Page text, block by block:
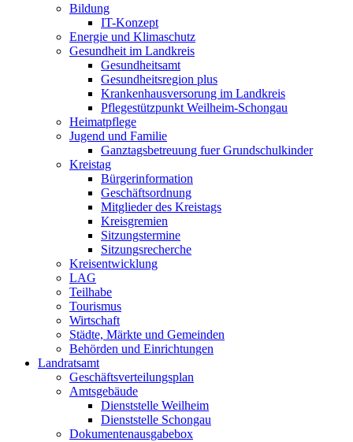
Bildung
IT-Konzept
Energie und Klimaschutz
Gesundheit im Landkreis
Gesundheitsamt
Gesundheitsregion plus
Krankenhausversorung im Landkreis
Pflegestützpunkt Weilheim-Schongau
Heimatpflege
Jugend und Familie
Ganztagsbetreuung fuer Grundschulkinder
Kreistag
Bürgerinformation
Geschäftsordnung
Mitglieder des Kreistags
Kreisgremien
Sitzungstermine
Sitzungsrecherche
Kreisentwicklung
LAG
Teilhabe
Tourismus
Wirtschaft
Städte, Märkte und Gemeinden
Behörden und Einrichtungen
Landratsamt
Geschäftsverteilungsplan
Amtsgebäude
Dienststelle Weilheim
Dienststelle Schongau
Dokumentenausgabebox